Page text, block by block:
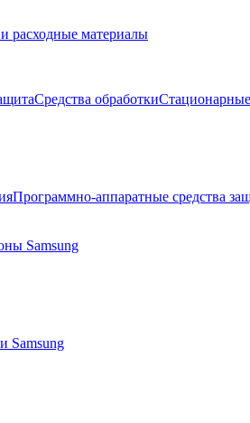
расходные материалы
Средства обработки
Программно-аппаратные средства
Samsung
Samsung